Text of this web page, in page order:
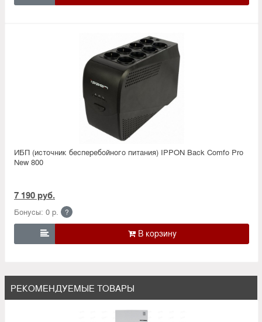
ИБП (источник бесперебойного питания) IPPON Back Comfo Pro
New 800
7 190 руб.
Бонусы: 0 р. ?

РЕКОМЕНДУЕМЫЕ ТОВАРЫ